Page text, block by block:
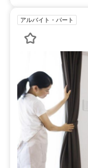
アルバイト・パート